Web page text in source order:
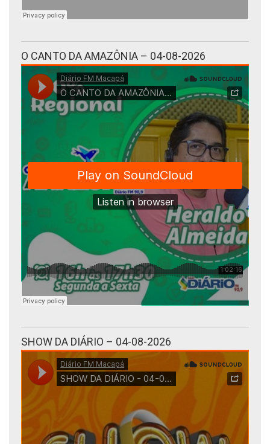
O CANTO DA AMAZÔNIA – 04-08-2026
SHOW DA DIÁRIO – 04-08-2026